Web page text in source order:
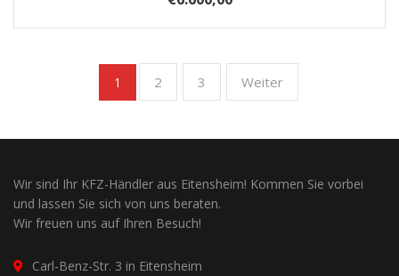
1 2 3 Weiter
Wir sind Ihr KFZ-Händler aus Eitensheim! Kommen Sie vorbei
und lassen Sie sich von uns beraten.
Wir freuen uns auf Ihren Besuch!
Carl-Benz-Str. 3 in Eitensheim